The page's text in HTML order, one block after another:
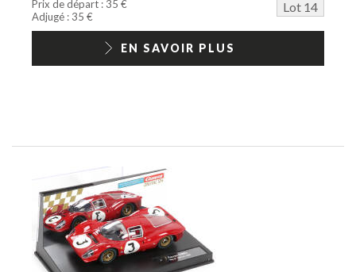
Prix de départ : 35 € Lot 14
Adjugé : 35 €
EN SAVOIR PLUS